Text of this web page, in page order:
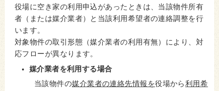
役場に空き家の利用申込があったときは、当該物件所有
者（または媒介業者）と当該利用希望者の連絡調整を行
います。
対象物件の取引形態（媒介業者の利用有無）により、対
応フローが異なります。
媒介業者を利用する場合
当該物件の媒介業者の連絡先情報を役場から利用希